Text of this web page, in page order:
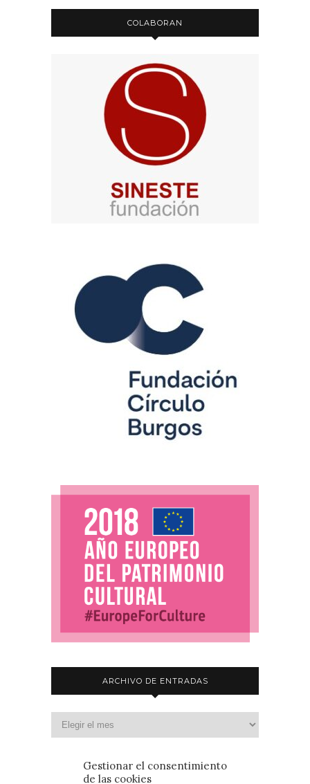
Gestionar el consentimiento
de las cookies
COLABORAN
ARCHIVO DE ENTRADAS